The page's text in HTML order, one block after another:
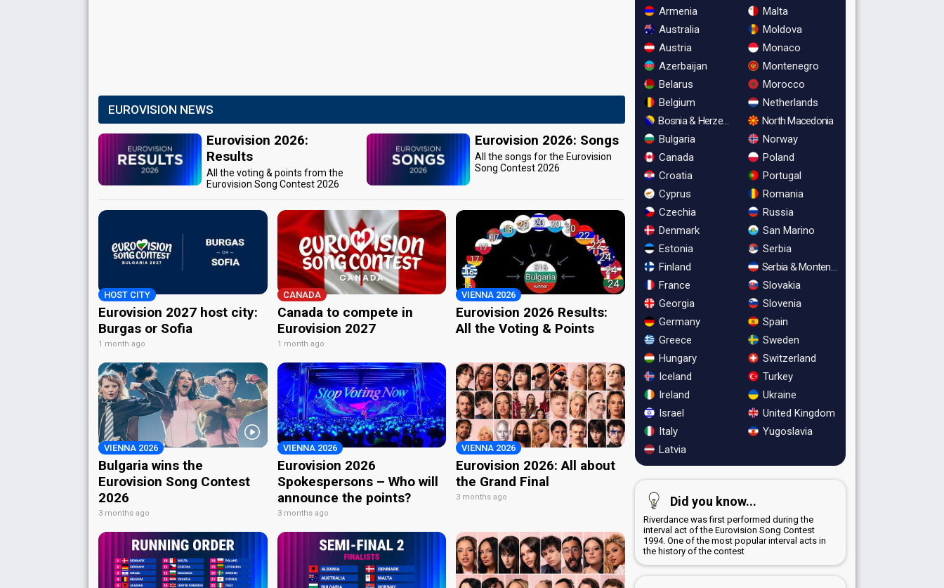
EUROVISION NEWS
Eurovision 2026:
Results
All the voting & points from the
Eurovision Song Contest 2026
Eurovision 2026: Songs
All the songs for the Eurovision
Song Contest 2026
HOST CITY
Eurovision 2027 host city:
Burgas or Sofia
1 month ago
CANADA
Canada to compete in
Eurovision 2027
1 month ago
VIENNA 2026
Eurovision 2026 Results:
All the Voting & Points
VIENNA 2026
Bulgaria wins the
Eurovision Song Contest
2026
3 months ago
VIENNA 2026
Eurovision 2026
Spokespersons – Who will
announce the points?
3 months ago
VIENNA 2026
Eurovision 2026: All about
the Grand Final
3 months ago
Armenia
Australia
Austria
Azerbaijan
Belarus
Belgium
Bosnia & Herzegovina
Bulgaria
Canada
Croatia
Cyprus
Czechia
Denmark
Estonia
Finland
France
Georgia
Germany
Greece
Hungary
Iceland
Ireland
Israel
Italy
Latvia
Malta
Moldova
Monaco
Montenegro
Morocco
Netherlands
North Macedonia
Norway
Poland
Portugal
Romania
Russia
San Marino
Serbia
Serbia & Montenegro
Slovakia
Slovenia
Spain
Sweden
Switzerland
Turkey
Ukraine
United Kingdom
Yugoslavia
Did you know...
Riverdance was first performed during the
interval act of the Eurovision Song Contest
1994. One of the most popular interval acts in
the history of the contest